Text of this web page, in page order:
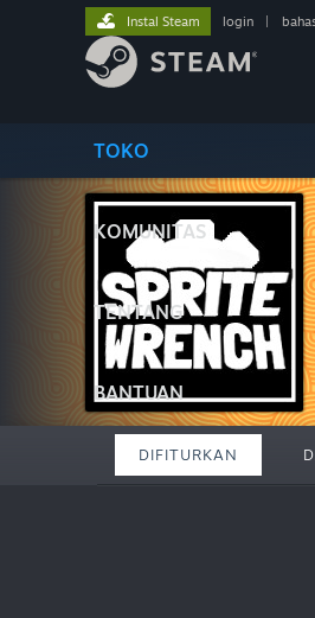
TOKO
KOMUNITAS
TENTANG
BANTUAN
Instal Steam login
DIFITURKAN